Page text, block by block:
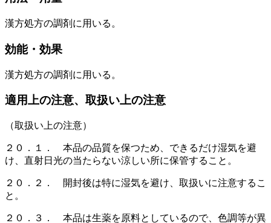
漢方処方の調剤に用いる。
効能・効果
漢方処方の調剤に用いる。
適用上の注意、取扱い上の注意
（取扱い上の注意）
２０．１． 本品の品質を保つため、できるだけ湿気を避
け、直射日光の当たらない涼しい所に保管すること。
２０．２． 開封後は特に湿気を避け、取扱いに注意するこ
と。
２０．３． 本品は生薬を原料としているので、色調等が異